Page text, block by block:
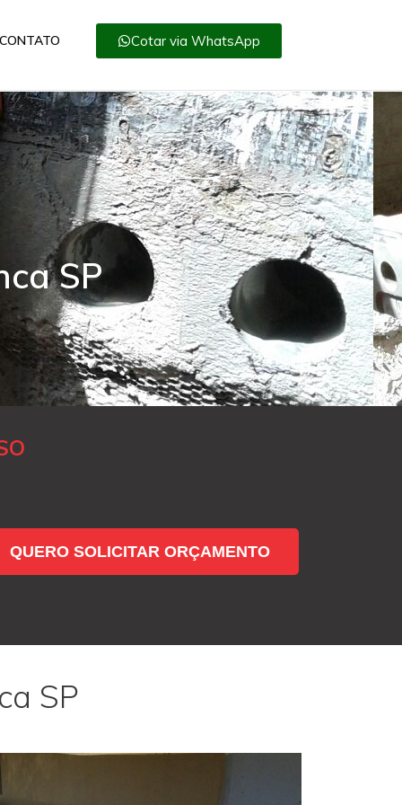
CONTATO Cotar via WhatsApp
SP
QUERO SOLICITAR ORÇAMENTO
SP